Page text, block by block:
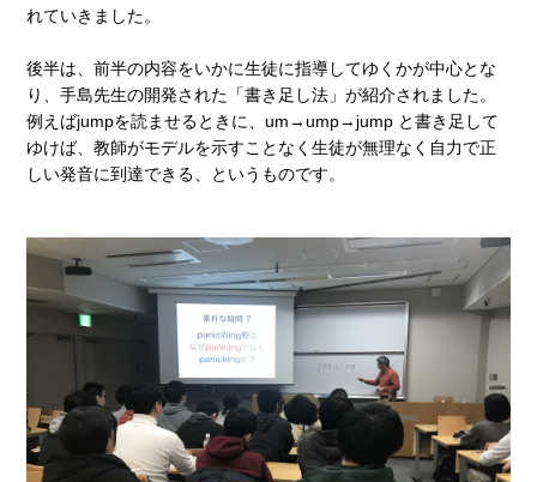
れていきました。
後半は、前半の内容をいかに生徒に指導してゆくかが中心とな
り、手島先生の開発された「書き足し法」が紹介されました。
例えばjumpを読ませるときに、um→ump→jump と書き足して
ゆけば、教師がモデルを示すことなく生徒が無理なく自力で正
しい発音に到達できる、というものです。